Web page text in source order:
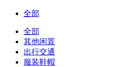
全部
全部
其他闲置
出行交通
服装鞋帽